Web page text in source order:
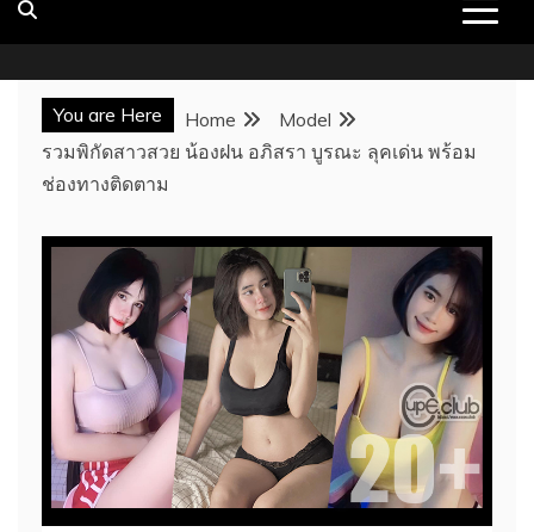
You are Here Home
Model
รวมพิกัดสาวสวย น้องฝน อภิสรา บูรณะ ลุคเด่น พร้อม
ช่องทางติดตาม